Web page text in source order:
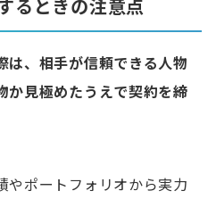
るときの注意点
は、相手が信頼できる人物
か見極めたうえで契約を締
やポートフォリオから実力